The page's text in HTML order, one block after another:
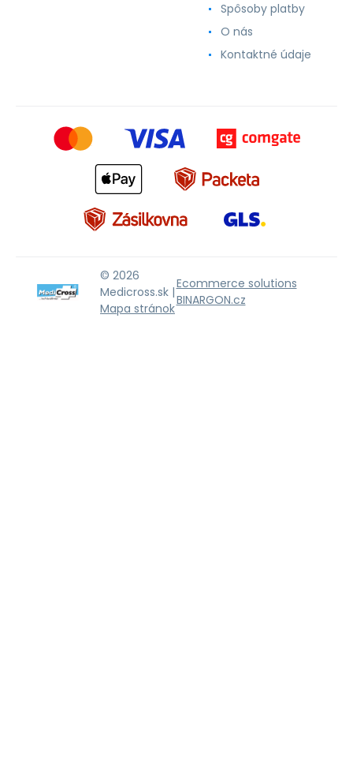
Spôsoby platby
O nás
Kontaktné údaje
© 2026
Medicross.sk |
Mapa stránok
Ecommerce solutions
BINARGON.cz